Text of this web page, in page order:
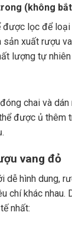
(không
được lọc để
sản xuất rượu
lượng tự
chai và dán
được ủ thêm
vang đỏ
dễ hình dung,
chí khác
nhất: